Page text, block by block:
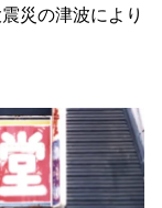
災の津波により